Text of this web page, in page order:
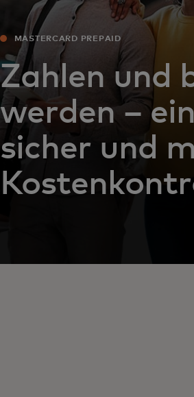
MASTERCARD PREPAID
Zahlen und
werden –
sicher und